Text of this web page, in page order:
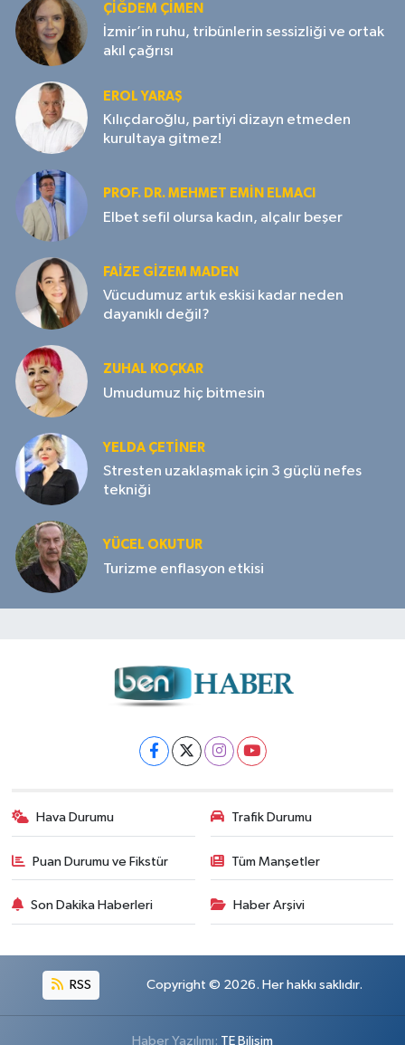
ÇIĞDEM ÇIMEN
İzmir’in ruhu, tribünlerin sessizliği ve ortak
akıl çağrısı
EROL YARAŞ
Kılıçdaroğlu, partiyi dizayn etmeden
kurultaya gitmez!
PROF. DR. MEHMET EMIN ELMACI
Elbet sefil olursa kadın, alçalır beşer
FAIZE GIZEM MADEN
Vücudumuz artık eskisi kadar neden
dayanıklı değil?
ZUHAL KOÇKAR
Umudumuz hiç bitmesin
YELDA ÇETİNER
Stresten uzaklaşmak için 3 güçlü nefes
tekniği
YÜCEL OKUTUR
Turizme enflasyon etkisi
Hava Durumu Trafik Durumu
Puan Durumu ve Fikstür Tüm Manşetler
Son Dakika Haberleri Haber Arşivi
RSS Copyright © 2026. Her hakkı saklıdır.
Haber Yazılımı: TE Bilişim